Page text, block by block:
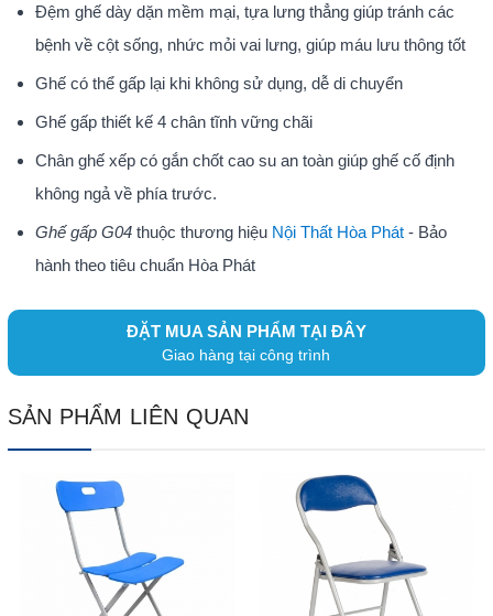
Đệm ghế dày dặn mềm mại, tựa lưng thẳng giúp tránh các
bệnh về cột sống, nhức mỏi vai lưng, giúp máu lưu thông tốt
Ghế có thể gấp lại khi không sử dụng, dễ di chuyển
Ghế gấp thiết kế 4 chân tĩnh vững chãi
Chân ghế xếp có gắn chốt cao su an toàn giúp ghế cố định
không ngả về phía trước.
Ghế gấp G04thuộc thương hiệu Nội Thất Hòa Phát- Bảo
hành theo tiêu chuẩn Hòa Phát
ĐẶT MUA SẢN PHẨM TẠI ĐÂY
Giao hàng tại công trình
SẢN PHẨM LIÊN QUAN